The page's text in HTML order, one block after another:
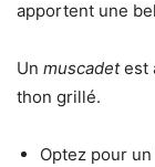
apportent une
Un muscadetest
thon grillé.
Optez pour un